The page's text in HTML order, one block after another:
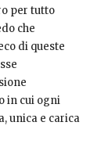
per tutto
che
di queste
in cui ogni
unica e carica